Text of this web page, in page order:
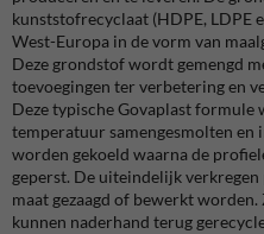
kunststofrecyclaat (HDPE, LDPE
West-Europa in de vorm van
Deze grondstof wordt gemengd
toevoegingen ter verbetering en
Deze typische Govaplast
temperatuur samengesmolten en
worden gekoeld waarna de
geperst. De uiteindelijk
maat gezaagd of bewerkt
kunnen naderhand terug